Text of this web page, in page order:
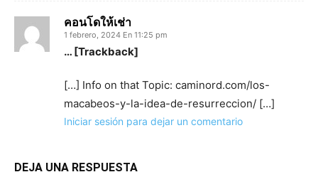
คอนโดให้เช่า
1 febrero, 2024 En 11:25 pm
… [Trackback]
[…] Info on that Topic: caminord.com/los-
macabeos-y-la-idea-de-resurreccion/ […]
Iniciar sesión para dejar un comentario
DEJA UNA RESPUESTA